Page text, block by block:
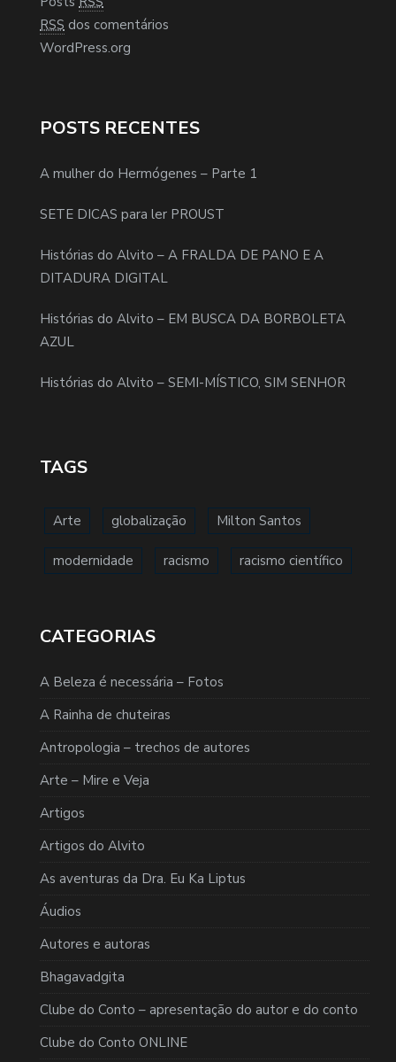
RSS dos comentários
WordPress.org
POSTS RECENTES
A mulher do Hermógenes – Parte 1
SETE DICAS para ler PROUST
Histórias do Alvito – A FRALDA DE PANO E A
DITADURA DIGITAL
Histórias do Alvito – EM BUSCA DA BORBOLETA
AZUL
Histórias do Alvito – SEMI-MÍSTICO, SIM SENHOR
TAGS
Arte globalização Milton Santos
modernidade racismo racismo científico
CATEGORIAS
A Beleza é necessária – Fotos
A Rainha de chuteiras
Antropologia – trechos de autores
Arte – Mire e Veja
Artigos
Artigos do Alvito
As aventuras da Dra. Eu Ka Liptus
Áudios
Autores e autoras
Bhagavadgita
Clube do Conto – apresentação do autor e do conto
Clube do Conto ONLINE